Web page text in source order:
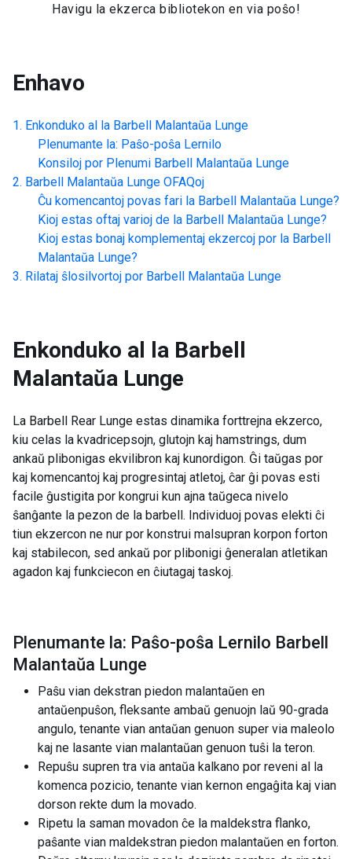
Havigu la ekzerca bibliotekon en via poŝo!
Enhavo
Enkonduko al la Barbell Malantaŭa Lunge
Plenumante la: Paŝo-poŝa Lernilo
Konsiloj por Plenumi Barbell Malantaŭa Lunge
Barbell Malantaŭa Lunge OFAQoj
Ĉu komencantoj povas fari la Barbell Malantaŭa Lunge?
Kioj estas oftaj varioj de la Barbell Malantaŭa Lunge?
Kioj estas bonaj komplementaj ekzercoj por la Barbell
Malantaŭa Lunge?
Rilataj ŝlosilvortoj por Barbell Malantaŭa Lunge
Enkonduko al la Barbell
Malantaŭa Lunge
La Barbell Rear Lunge estas dinamika forttrejna ekzerco,
kiu celas la kvadricepsojn, glutojn kaj hamstrings, dum
ankaŭ plibonigas ekvilibron kaj kunordigon. Ĝi taŭgas por
kaj komencantoj kaj progresintaj atletoj, ĉar ĝi povas esti
facile ĝustigita por kongrui kun ajna taŭgeca nivelo
ŝanĝante la pezon de la barbell. Individuoj povas elekti ĉi
tiun ekzercon ne nur por konstrui malsupran korpon forton
kaj stabilecon, sed ankaŭ por plibonigi ĝeneralan atletikan
agadon kaj funkciecon en ĉiutagaj taskoj.
Plenumante la: Paŝo-poŝa Lernilo Barbell
Malantaŭa Lunge
Paŝu vian dekstran piedon malantaŭen en
antaŭenpuŝon, fleksante ambaŭ genuojn laŭ 90-grada
angulo, tenante vian antaŭan genuon super via maleolo
kaj ne lasante vian malantaŭan genuon tuŝi la teron.
Repuŝu supren tra via antaŭa kalkano por reveni al la
komenca pozicio, tenante vian kernon engaĝita kaj vian
dorson rekte dum la movado.
Ripetu la saman movadon ĉe la maldekstra flanko,
paŝante vian maldekstran piedon malantaŭen en forton.